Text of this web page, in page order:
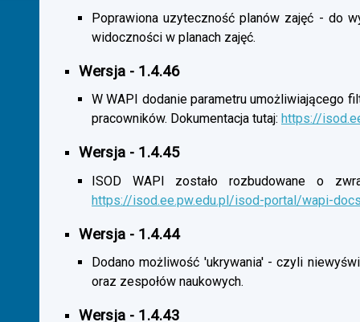
Poprawiona uzyteczność planów zajęć - do
widoczności w planach zajęć.
Wersja - 1.4.46
W WAPI dodanie parametru umożliwiającego
pracowników. Dokumentacja tutaj: https://
Wersja - 1.4.45
ISOD WAPI zostało rozbudowane o
https://isod.ee.pw.edu.pl/isod-portal/wapi-
Wersja - 1.4.44
Dodano możliwość 'ukrywania' - czyli
oraz zespołów naukowych.
Wersja - 1.4.43